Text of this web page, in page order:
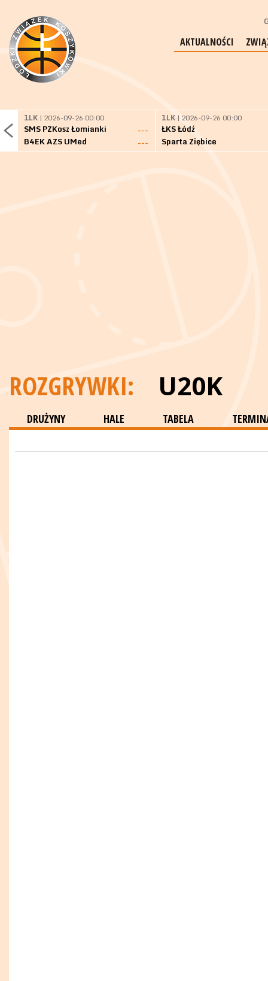
AKTUALNOŚCI
1LK | 2026-09-26 00:00
SMS PZKosz Łomianki
---
B4EK AZS UMed
---
1LK | 2026-09-26 00:00
ŁKS Łódź
Sparta Ziębice
ROZGRYWKI: U20K
DRUŻYNY HALE TABELA